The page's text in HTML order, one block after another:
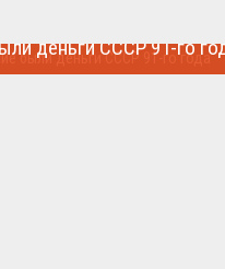
деньги СССР 91-го